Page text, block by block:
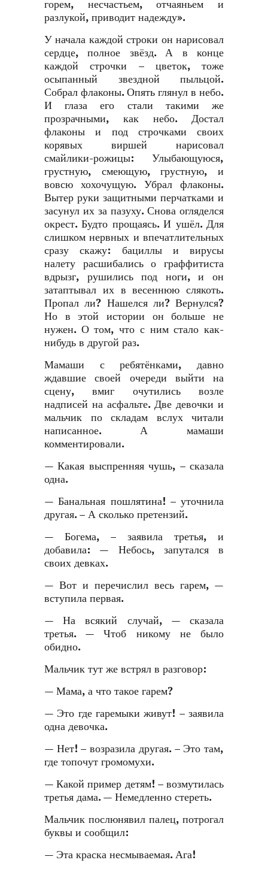
горем, несчастьем, отчаяньем и
разлукой, приводит надежду».
У начала каждой строки он нарисовал
сердце, полное звёзд. А в конце
каждой строчки – цветок, тоже
осыпанный звездной пыльцой.
Собрал флаконы. Опять глянул в небо.
И глаза его стали такими же
прозрачными, как небо. Достал
флаконы и под строчками своих
корявых виршей нарисовал
смайлики-рожицы: Улыбающуюся,
грустную, смеющую, грустную, и
вовсю хохочущую. Убрал флаконы.
Вытер руки защитными перчатками и
засунул их за пазуху. Снова огляделся
окрест. Будто прощаясь. И ушёл. Для
слишком нервных и впечатлительных
сразу скажу: бациллы и вирусы
налету расшибались о граффитиста
вдрызг, рушились под ноги, и он
затаптывал их в весеннюю слякоть.
Пропал ли? Нашелся ли? Вернулся?
Но в этой истории он больше не
нужен. О том, что с ним стало как-
нибудь в другой раз.
Мамаши с ребятёнками, давно
ждавшие своей очереди выйти на
сцену, вмиг очутились возле
надписей на асфальте. Две девочки и
мальчик по складам вслух читали
написанное. А мамаши
комментировали.
— Какая выспренняя чушь, – сказала
одна.
— Банальная пошлятина! – уточнила
другая. – А сколько претензий.
— Богема, – заявила третья, и
добавила: — Небось, запутался в
своих девках.
— Вот и перечислил весь гарем, —
вступила первая.
— На всякий случай, — сказала
третья. — Чтоб никому не было
обидно.
Мальчик тут же встрял в разговор:
— Мама, а что такое гарем?
— Это где гаремыки живут! – заявила
одна девочка.
— Нет! – возразила другая. – Это там,
где топочут громомухи.
— Какой пример детям! – возмутилась
третья дама. — Немедленно стереть.
Мальчик послюнявил палец, потрогал
буквы и сообщил:
— Эта краска несмываемая. Ага!